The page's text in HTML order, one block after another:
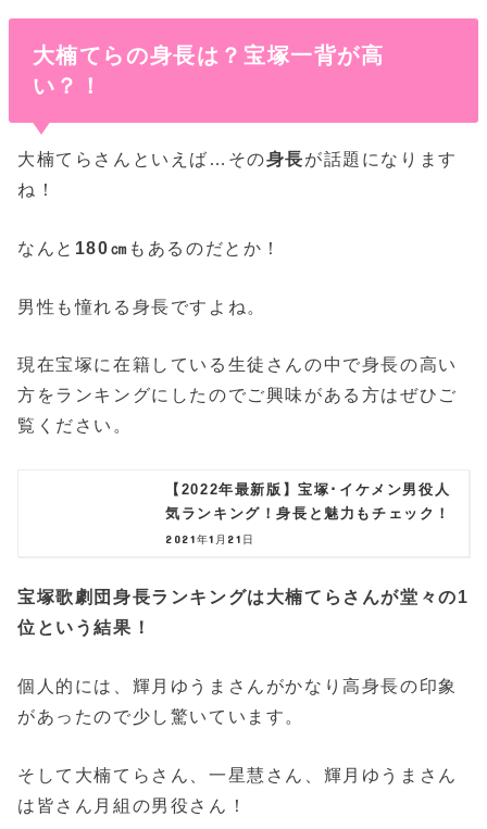
大楠てらの身長は？宝塚一背が高
い？！
大楠てらさんといえば…その身長が話題になります
ね！
なんと 180㎝ もあるのだとか！
男性も憧れる身長ですよね。
現在宝塚に在籍している生徒さんの中で身長の高い
方をランキングにしたのでご興味がある方はぜひご
覧ください。
【2022年最新版】宝塚･イケメン男役人
気ランキング！身長と魅力もチェック！
2021年1月21日
宝塚歌劇団身長ランキングは大楠てらさんが堂々の1
位という結果！
個人的には、輝月ゆうまさんがかなり高身長の印象
があったので少し驚いています。
そして大楠てらさん、一星慧さん、輝月ゆうまさん
は皆さん月組の男役さん！